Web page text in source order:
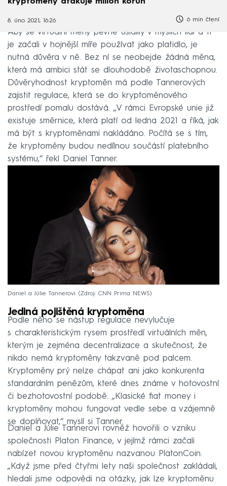
kryptoměny atakuje milion korun
8. úno 2021, 16:26 6 min čtení
Aby se virtuální měny pevně usídlily v myslích lidí a ti
je začali v hojnější míře používat jako platidlo, je
nutná důvěra v ně. Bez ní se neobejde žádná měna,
která má ambici stát se dlouhodobě životaschopnou.
Důvěryhodnost kryptoměn má podle Tannerových
zajistit regulace, která se do kryptoměnového
prostředí pomalu dostává. „V rámci Evropské unie již
existuje směrnice, která platí od ledna 2021 a říká, jak
má být s kryptoměnami nakládáno. Počítá se s tím,
že kryptoměny budou nedílnou součástí platebního
systému,“ řekl Daniel Tanner.
Daniel a Júlie Tannerovi Zdroj: CNN Prima NEWS
Jediná pojištěná kryptoměna
Podle něho se nástup regulace nevylučuje
s charakteristickým rysem prostředí virtuálních měn,
kterým je zejména decentralizace a skutečnost, že
nikdo nemá kryptoměny takzvaně pod palcem.
Kryptoměny prý nelze chápat ani jako konkurenta
standardním penězům, které dnes známe v hotovostní
či bezhotovostní podobě. „Klasické fiat money i
kryptoměny mohou fungovat vedle sebe a vzájemně
se doplňovat,“ myslí si Tanner.
Daniel a Júlie Tannerovi rovněž hovořili o vzniku
společnosti Platon Finance, v jejímž rámci začali
nabízet novou kryptoměnu nazvanou PlatonCoin.
„Když jsme před čtyřmi lety naši společnost zakládali,
hledali jsme odpovědi na otázky, jak lze kryptoměnu